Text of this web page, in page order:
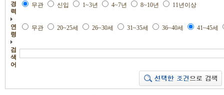
경
력
무관 신입 1~3년 4~7년 8~10년 11년이상
연
령
무관 20~25세 26~30세 31~35세 36~40세 41~45세
검
색
어